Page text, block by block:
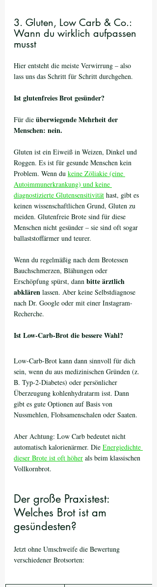
3. Gluten, Low Carb & Co.:
Wann du wirklich aufpassen
musst
Hier entsteht die meiste Verwirrung – also
lass uns das Schritt für Schritt durchgehen.
Ist glutenfreies Brot gesünder?
Für die überwiegende Mehrheit der
Menschen: nein.
Gluten ist ein Eiweiß in Weizen, Dinkel und
Roggen. Es ist für gesunde Menschen kein
Problem. Wenn du keine Zöliakie (eine
Autoimmunerkrankung) und keine
diagnostizierte Glutensensitivität hast, gibt es
keinen wissenschaftlichen Grund, Gluten zu
meiden. Glutenfreie Brote sind für diese
Menschen nicht gesünder – sie sind oft sogar
ballaststoffärmer und teurer.
Wenn du regelmäßig nach dem Brotessen
Bauchschmerzen, Blähungen oder
Erschöpfung spürst, dann bitte ärztlich
abklären lassen. Aber keine Selbstdiagnose
nach Dr. Google oder mit einer Instagram-
Recherche.
Ist Low-Carb-Brot die bessere Wahl?
Low-Carb-Brot kann dann sinnvoll für dich
sein, wenn du aus medizinischen Gründen (z.
B. Typ-2-Diabetes) oder persönlicher
Überzeugung kohlenhydratarm isst. Dann
gibt es gute Optionen auf Basis von
Nussmehlen, Flohsamenschalen oder Saaten.
Aber Achtung: Low Carb bedeutet nicht
automatisch kalorienärmer. Die Energiedichte
dieser Brote ist oft höher als beim klassischen
Vollkornbrot.
Der große Praxistest:
Welches Brot ist am
gesündesten?
Jetzt ohne Umschweife die Bewertung
verschiedener Brotsorten: